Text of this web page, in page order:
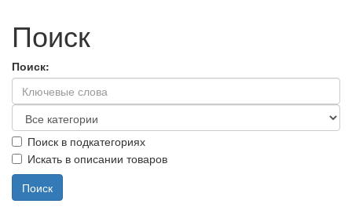
Поиск
Поиск:
Поиск в подкатегориях
Искать в описании товаров